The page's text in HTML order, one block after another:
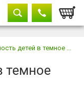
детей в темное ...
темное